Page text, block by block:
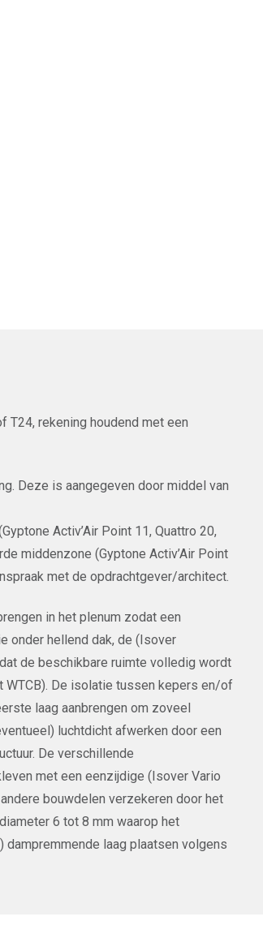
T24, rekening houdend met een
Deze is aangegeven door middel van
Activ’Air Point 11, Quattro 20,
middenzone (Gyptone Activ’Air Point
met de opdrachtgever/architect.
in het plenum zodat een
onder hellend dak, de (Isover
de beschikbare ruimte volledig wordt
WTCB). De isolatie tussen kepers en/of
laag aanbrengen om zoveel
luchtdicht afwerken door een
De verschillende
met een eenzijdige (Isover Vario
bouwdelen verzekeren door het
6 tot 8 mm waarop het
laag plaatsen volgens